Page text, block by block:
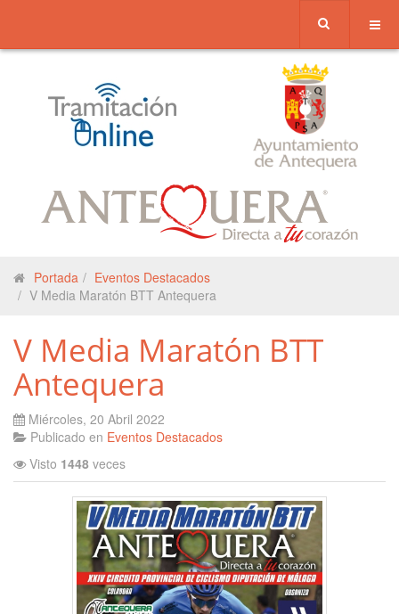
Portada
Eventos Destacados
V Media Maratón BTT Antequera
V Media Maratón BTT
Antequera
Miércoles, 20 Abril 2022
Publicado en Eventos Destacados
Visto 1448 veces